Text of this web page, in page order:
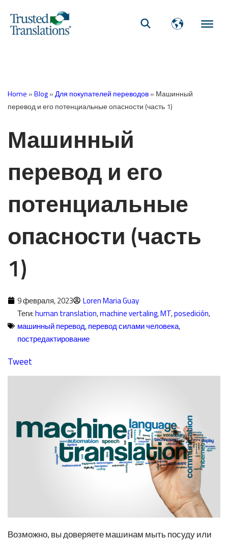
Home »Blog»Для покупателей переводов» Машинный
перевод и его потенциальные опасности (часть 1)
Машинный
перевод и его
потенциальные
опасности (часть
1)
9 февраля, 2023
Loren Maria Guay
Теги:human translation,machine vertaling,MT,posedición,
машинный перевод,перевод силами человека,
постредактирование
Tweet
Возможно, вы доверяете машинам мыть посуду или